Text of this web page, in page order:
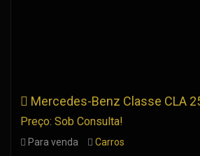
Mercedes-Benz Classe CLA 250 e Shooting Brake
Preço: Sob Consulta!
Para venda
Carros